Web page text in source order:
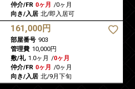
仲介/FR 0ヶ月 /0ヶ月
向き/入居 北/即入居可
161,000円
部屋番号 903
管理費 10,000円
敷/礼 1.0ヶ月 /0ヶ月
仲介/FR 0ヶ月 /0ヶ月
向き/入居 北/9月下旬